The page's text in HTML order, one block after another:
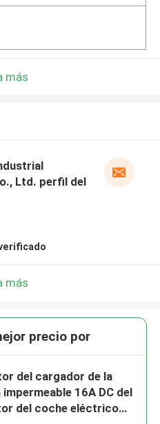
más
Ltd. perfil del
más
precio por
del cargador de la
impermeable 16A DC del
del coche eléctrico